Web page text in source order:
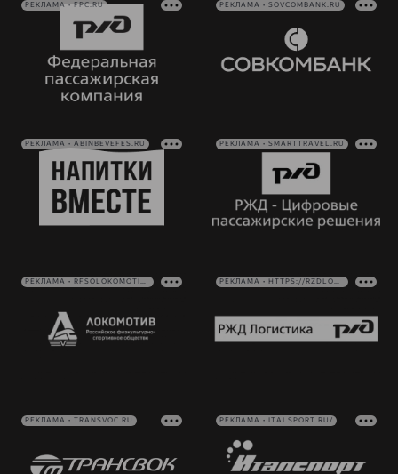
РЕКЛАМА • FPC.RU РЕКЛАМА • SOVCOMBANK.RU
РЕКЛАМА • ABINBEVEFES.RU РЕКЛАМА • SMARTTRAVEL.RU
РЕКЛАМА • RFSOLOKOMOTIV.RU РЕКЛАМА • HTTPS://RZDLOG.RU/
РЕКЛАМА • TRANSVOC.RU РЕКЛАМА • ITALSPORT.RU/